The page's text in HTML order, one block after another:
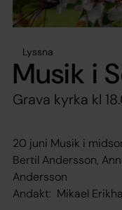
Lyssna
Musik i
Grava kyrka kl
20 juni Musik i
Bertil Andersson,
Andersson
Andakt: Mikael